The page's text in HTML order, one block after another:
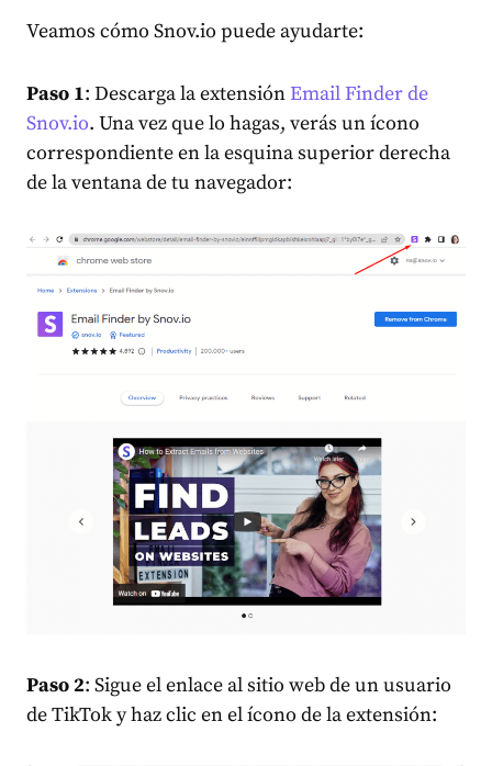
Veamos cómo Snov.io puede ayudarte:
Paso 1: Descarga la extensiónEmail Finder de
Snov.io. Una vez que lo hagas, verás un ícono
correspondiente en la esquina superior derecha
de la ventana de tu navegador:
Paso 2: Sigue el enlace al sitio web de un usuario
de TikTok y haz clic en el ícono de la extensión: